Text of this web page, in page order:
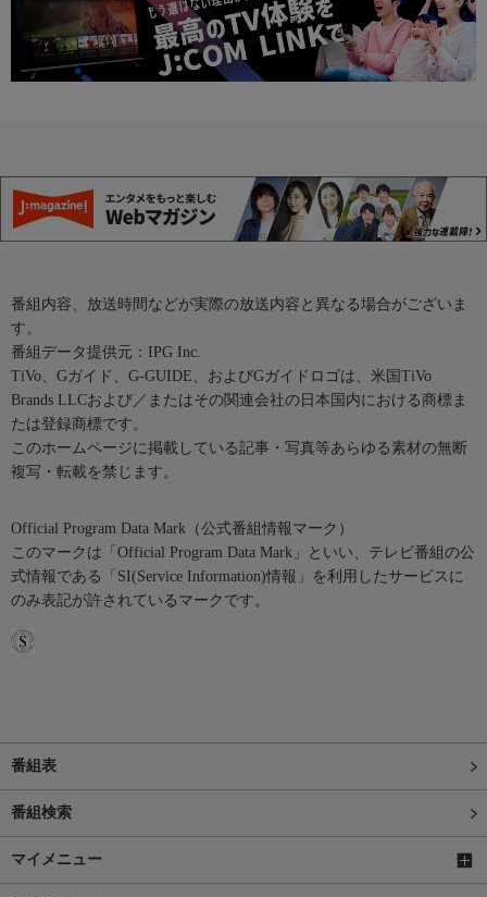
番組内容、放送時間などが実際の放送内容と異なる場合がございま
す。
番組データ提供元：IPG Inc.
TiVo、Gガイド、G-GUIDE、およびGガイドロゴは、米国TiVo
Brands LLCおよび／またはその関連会社の日本国内における商標ま
たは登録商標です。
このホームページに掲載している記事・写真等あらゆる素材の無断
複写・転載を禁じます。
Official Program Data Mark（公式番組情報マーク）
このマークは「Official Program Data Mark」といい、テレビ番組の公
式情報である「SI(Service Information)情報」を利用したサービスに
のみ表記が許されているマークです。
番組表
番組検索
マイメニュー